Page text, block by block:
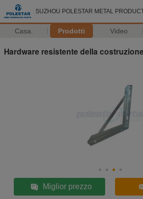
SUZHOU POLESTAR METAL
Casa. Prodotti Video
Hardware resistente della costruzione
Miglior prezzo